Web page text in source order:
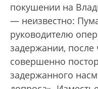
покушении на
— неизвестно:
руководителю
задержании,
совершенно
задержанного